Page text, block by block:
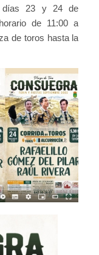
días 23 y 24 de
de 11:00 a
de toros hasta la